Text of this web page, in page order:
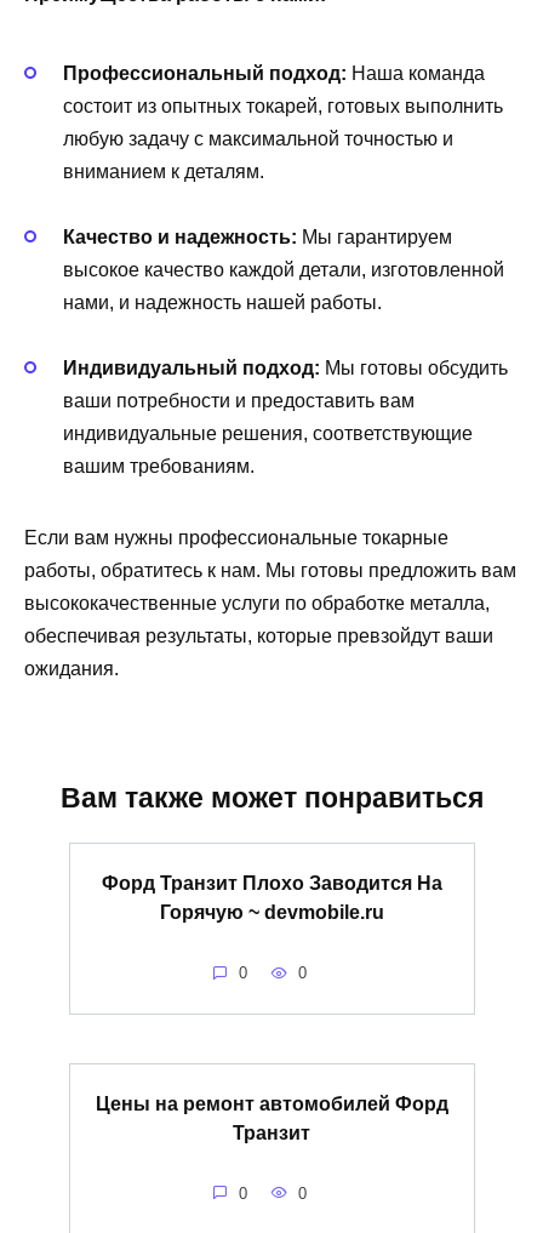
Профессиональный подход: Наша команда
состоит из опытных токарей, готовых выполнить
любую задачу с максимальной точностью и
вниманием к деталям.
Качество и надежность: Мы гарантируем
высокое качество каждой детали, изготовленной
нами, и надежность нашей работы.
Индивидуальный подход: Мы готовы обсудить
ваши потребности и предоставить вам
индивидуальные решения, соответствующие
вашим требованиям.
Если вам нужны профессиональные токарные
работы, обратитесь к нам. Мы готовы предложить вам
высококачественные услуги по обработке металла,
обеспечивая результаты, которые превзойдут ваши
ожидания.
Вам также может понравиться
Форд Транзит Плохо Заводится На
Горячую ~ devmobile.ru
0 0
Цены на ремонт автомобилей Форд
Транзит
0 0